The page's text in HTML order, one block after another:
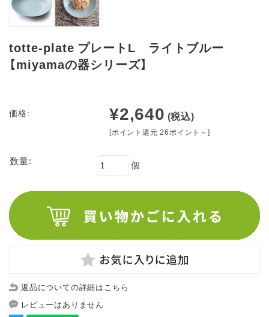
totte-plate プレートL ライトブルー
【miyamaの器シリーズ】
価格: ¥2,640 (税込)
[ポイント還元 26ポイント～]
数量: 個
返品についての詳細はこちら
レビューはありません